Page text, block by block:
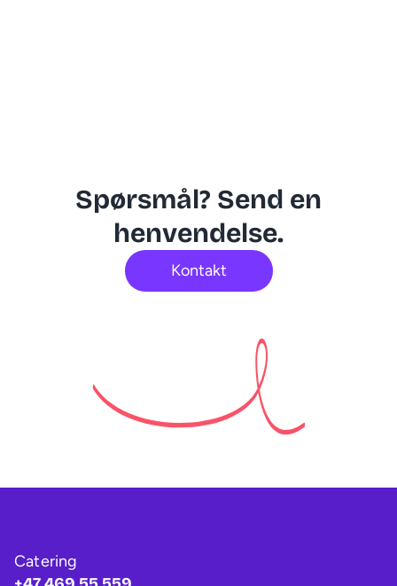
Spørsmål? Send en
henvendelse.
Kontakt
Catering